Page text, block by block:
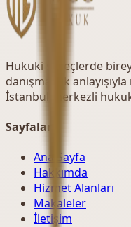
Hukuki süreçlerde
danışmanlık
İstanbul merkezli
Sayfalar
Ana Sayfa
Hakkımda
Hizmet Alanları
Makaleler
İletişim